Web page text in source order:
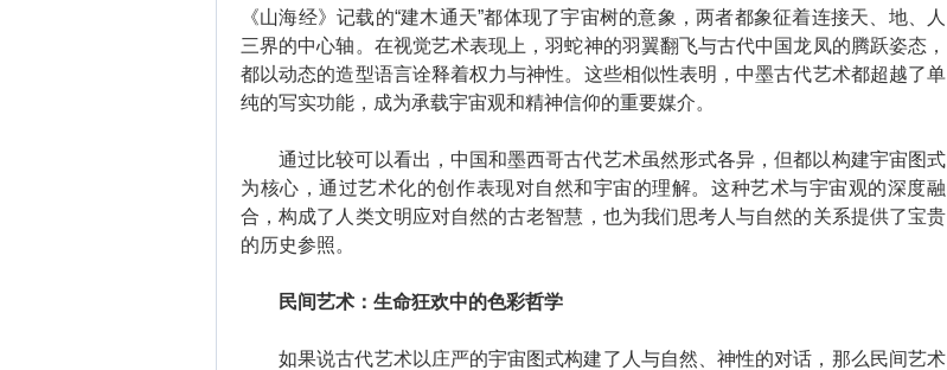
《山海经》记载的“建木通天”都体现了宇宙树的意象，两者都象征着连接天、地、人
三界的中心轴。在视觉艺术表现上，羽蛇神的羽翼翻飞与古代中国龙凤的腾跃姿态，
都以动态的造型语言诠释着权力与神性。这些相似性表明，中墨古代艺术都超越了单
纯的写实功能，成为承载宇宙观和精神信仰的重要媒介。
通过比较可以看出，中国和墨西哥古代艺术虽然形式各异，但都以构建宇宙图式
为核心，通过艺术化的创作表现对自然和宇宙的理解。这种艺术与宇宙观的深度融
合，构成了人类文明应对自然的古老智慧，也为我们思考人与自然的关系提供了宝贵
的历史参照。
民间艺术：生命狂欢中的色彩哲学
如果说古代艺术以庄严的宇宙图式构建了人与自然、神性的对话，那么民间艺术